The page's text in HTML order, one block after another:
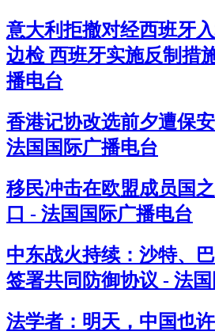
意大利拒撤对经西班牙
边检 西班牙实施反制措
播电台
香港记协改选前夕遭保
法国国际广播电台
移民冲击在欧盟成员国
口 - 法国国际广播电台
中东战火持续：沙特、
签署共同防御协议 - 法
法学者：明天，中国也